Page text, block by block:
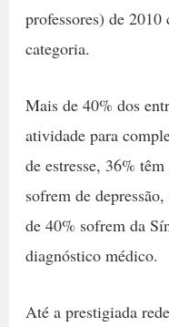
professores) de
categoria.
Mais de 40% dos
atividade para
de estresse, 36%
sofrem de
de 40% sofrem da
diagnóstico médico.
Até a prestigiada